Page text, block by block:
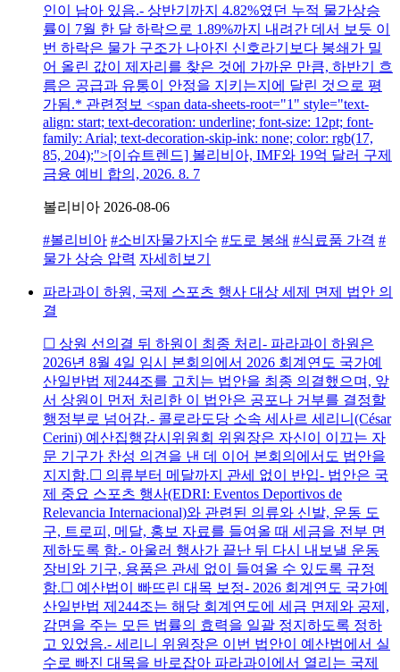
인이 남아 있음.- 상반기까지 4.82%였던 누적 물가상승
률이 7월 한 달 하락으로 1.89%까지 내려간 데서 보듯 이
번 하락은 물가 구조가 나아진 신호라기보다 봉쇄가 밀
어 올린 값이 제자리를 찾은 것에 가까운 만큼, 하반기 흐
름은 공급과 유통이 안정을 지키는지에 달린 것으로 평
가됨.* 관련정보 <span data-sheets-root="1" style="text-
align: start; text-decoration: underline; font-size: 12pt; font-
family: Arial; text-decoration-skip-ink: none; color: rgb(17,
85, 204);">[이슈트렌드] 볼리비아, IMF와 19억 달러 구제
금융 예비 합의, 2026. 8. 7
볼리비아 2026-08-06
#볼리비아 #소비자물가지수 #도로 봉쇄 #식료품 가격 #
물가 상승 압력 자세히보기
파라과이 하원, 국제 스포츠 행사 대상 세제 면제 법안 의
결
☐ 상원 선의결 뒤 하원이 최종 처리- 파라과이 하원은
2026년 8월 4일 임시 본회의에서 2026 회계연도 국가예
산일반법 제244조를 고치는 법안을 최종 의결했으며, 앞
서 상원이 먼저 처리한 이 법안은 공포나 거부를 결정할
행정부로 넘어감.- 콜로라도당 소속 세사르 세리니(César
Cerini) 예산집행감시위원회 위원장은 자신이 이끄는 자
문 기구가 찬성 의견을 낸 데 이어 본회의에서도 법안을
지지함.☐ 의류부터 메달까지 관세 없이 반입- 법안은 국
제 중요 스포츠 행사(EDRI: Eventos Deportivos de
Relevancia Internacional)와 관련된 의류와 신발, 운동 도
구, 트로피, 메달, 홍보 자료를 들여올 때 세금을 전부 면
제하도록 함.- 아울러 행사가 끝난 뒤 다시 내보낼 운동
장비와 기구, 용품은 관세 없이 들여올 수 있도록 규정
함.☐ 예산법이 빠뜨린 대목 보정- 2026 회계연도 국가예
산일반법 제244조는 해당 회계연도에 세금 면제와 공제,
감면을 주는 모든 법률의 효력을 일괄 정지하도록 정하
고 있었음.- 세리니 위원장은 이번 법안이 예산법에서 실
수로 빠진 대목을 바로잡아 파라과이에서 열리는 국제